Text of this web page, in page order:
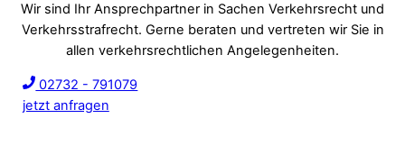
Wir sind Ihr Ansprechpartner in Sachen Verkehrsrecht und
Verkehrsstrafrecht. Gerne beraten und vertreten wir Sie in
allen verkehrsrechtlichen Angelegenheiten.
02732 - 791079
jetzt anfragen